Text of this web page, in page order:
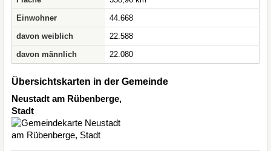
Einwohner
44.668
davon weiblich
22.588
davon männlich
22.080
Übersichtskarten in der Gemeinde
Neustadt am Rübenberge,
Stadt